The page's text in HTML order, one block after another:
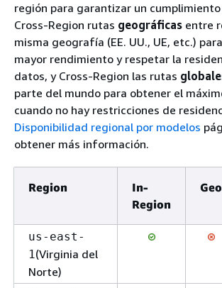
región para garantizar un
Cross-Region rutas geográficas entre
misma geografía (EE. UU., UE, etc.)
mayor rendimiento y respetar la
datos, y Cross-Region las rutas
parte del mundo para obtener el
cuando no hay restricciones de
Disponibilidad regional por modelos
obtener más información.
Region
In-
Region
Geo
us-east-
1(Virginia del
Norte)